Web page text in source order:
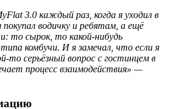
3.0 каждый раз, когда я уходил в
покупал водичку и ребятам, а ещё
то сырок, то какой-нибудь
комбучи. И я замечал, что если я
то серьёзный вопрос с гостинцем в
процесс взаимодействия» —